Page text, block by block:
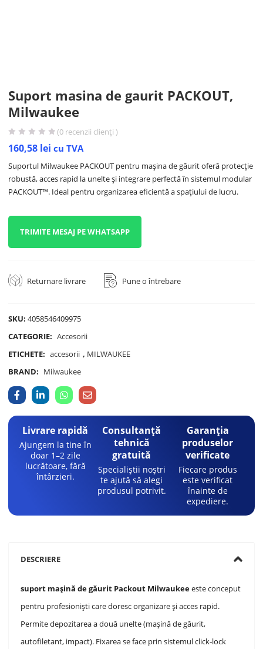
Suport masina de gaurit PACKOUT,
Milwaukee
(0 recenzii clienți )
160,58 lei cu TVA
Suportul Milwaukee PACKOUT pentru mașina de găurit oferă protecție
robustă, acces rapid la unelte și integrare perfectă în sistemul modular
PACKOUT™. Ideal pentru organizarea eficientă a spațiului de lucru.
TRIMITE MESAJ PE WHATSAPP
Returnare livrare Pune o întrebare
SKU:4058546409975
CATEGORIE: Accesorii
ETICHETE: accesorii , MILWAUKEE
BRAND: Milwaukee
Livrare rapidă
Ajungem la tine în
doar 1–2 zile
lucrătoare, fără
întârzieri.
Consultanță
tehnică
gratuită
Specialiștii noștri
te ajută să alegi
produsul potrivit.
Garanția
produselor
verificate
Fiecare produs
este verificat
înainte de
expediere.
DESCRIERE
suport mașină de găurit Packout Milwaukeeeste conceput
pentru profesioniști care doresc organizare și acces rapid.
Permite depozitarea a două unelte (mașină de găurit,
autofiletant, impact). Fixarea se face prin sistemul click‑lock